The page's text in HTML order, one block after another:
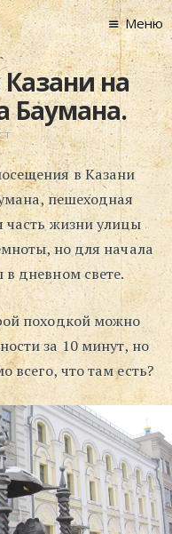
Главная
Новости
Графоманство
* Автотекст
*
* Хронограф
Арт-Рецензии
* Слушать
* Смотреть
* Читать
* По жизни
Блог
Поиск
Меню
на
Баумана.
в Казани
пешеходная
часть жизни улицы
но для начала
дневном свете.
походкой можно
за 10 минут, но
что там есть?